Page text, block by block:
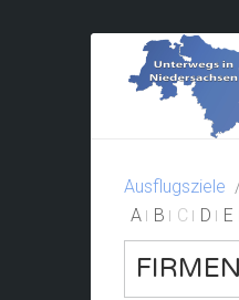
Ausflugsziele
A
B C D E